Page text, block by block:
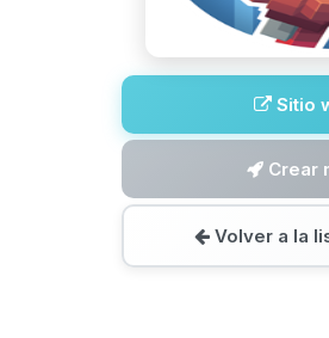
Sitio
Crear
Volver a la